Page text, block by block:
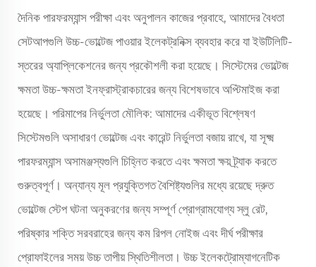
দৈনিক পারফরম্যান্স পরীক্ষা এবং অনুপালন কাজের প্রবাহে, আমাদের বৈধতা
সেটআপগুলি উচ্চ-ভোল্টেজ পাওয়ার ইলেকট্রনিক্স ব্যবহার করে যা ইউটিলিটি-
স্তরের অ্যাপ্লিকেশনের জন্য প্রকৌশলী করা হয়েছে। সিস্টেমের ভোল্টেজ
ক্ষমতা উচ্চ-ক্ষমতা ইনফ্রাস্ট্রাকচারের জন্য বিশেষভাবে অপ্টিমাইজ করা
হয়েছে। পরিমাপের নির্ভুলতা মৌলিক: আমাদের একীভূত বিশ্লেষণ
সিস্টেমগুলি অসাধারণ ভোল্টেজ এবং কারেন্ট নির্ভুলতা বজায় রাখে, যা সূক্ষ্ম
পারফরম্যান্স অসামঞ্জস্যগুলি চিহ্নিত করতে এবং ক্ষমতা ক্ষয় ট্র্যাক করতে
গুরুত্বপূর্ণ। অন্যান্য মূল প্রযুক্তিগত বৈশিষ্ট্যগুলির মধ্যে রয়েছে দ্রুত
ভোল্টেজ স্টেপ ঘটনা অনুকরণের জন্য সম্পূর্ণ প্রোগ্রামযোগ্য স্লু রেট,
পরিষ্কার শক্তি সরবরাহের জন্য কম রিপল নোইজ এবং দীর্ঘ পরীক্ষার
প্রোফাইলের সময় উচ্চ তাপীয় স্থিতিশীলতা। উচ্চ ইলেকট্রোম্যাগনেটিক